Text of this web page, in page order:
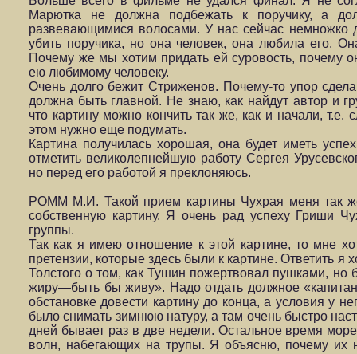
Марютка не должна подбежать к поручику, а
развевающимися волосами. У нас сейчас немножко
убить поручика, но она человек, она любила его.
Почему же мы хотим придать ей суровость, почему
ею любимому человеку.
Очень долго бежит Стриженов. Почему-то упор
должна быть главной. Не знаю, как найдут автор и
что картину можно кончить так же, как и начали, т.е.
этом нужно еще подумать.
Картина получилась хорошая, она будет иметь
отметить великолепнейшую работу Сергея
но перед его работой я преклоняюсь.
РОММ М.И. Такой прием картины Чухрая меня так
собственную картину. Я очень рад успеху Гриши
группы.
Так как я имею отношение к этой картине, то мне
претензии, которые здесь были к картине. Ответить я
Толстого о том, как Тушин пожертвовал пушками,
жиру—быть бы живу». Надо отдать должное
обстановке довести картину до конца, а условия у
было снимать зимнюю натуру, а там очень быстро
дней бывает раз в две недели. Остальное время
волн, набегающих на трупы. Я объясню, почему их